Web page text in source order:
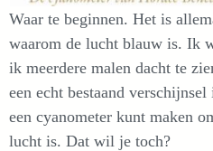
Waar te beginnen. Het is
waarom de lucht blauw is. Ik
ik meerdere malen dacht te
een echt bestaand
een cyanometer kunt maken
lucht is. Dat wil je toch?